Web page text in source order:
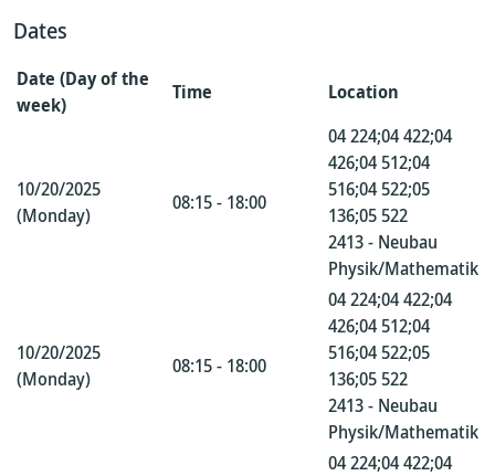
Dates
Date (Day of the
week)
Time Location
10/20/2025
(Monday)
08:15 - 18:00
04 224;04 422;04
426;04 512;04
516;04 522;05
136;05 522
2413 - Neubau
Physik/Mathematik
10/20/2025
(Monday)
08:15 - 18:00
04 224;04 422;04
426;04 512;04
516;04 522;05
136;05 522
2413 - Neubau
Physik/Mathematik
04 224;04 422;04